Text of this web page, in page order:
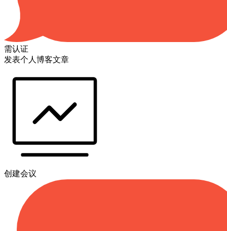
需认证
发表个人博客文章
创建会议